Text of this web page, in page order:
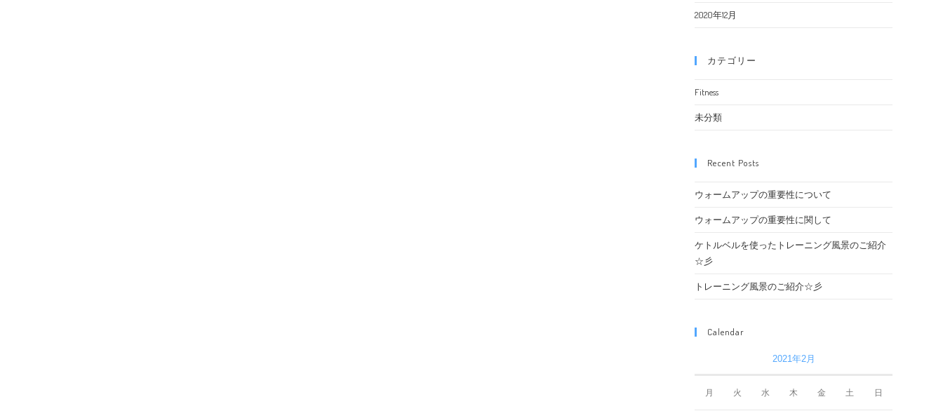
2020年12月
カテゴリー
Fitness
未分類
Recent Posts
ウォームアップの重要性について
ウォームアップの重要性に関して
ケトルベルを使ったトレーニング風景のご紹介
☆彡
トレーニング風景のご紹介☆彡
Calendar
2021年2月
月 火 水 木 金 土 日